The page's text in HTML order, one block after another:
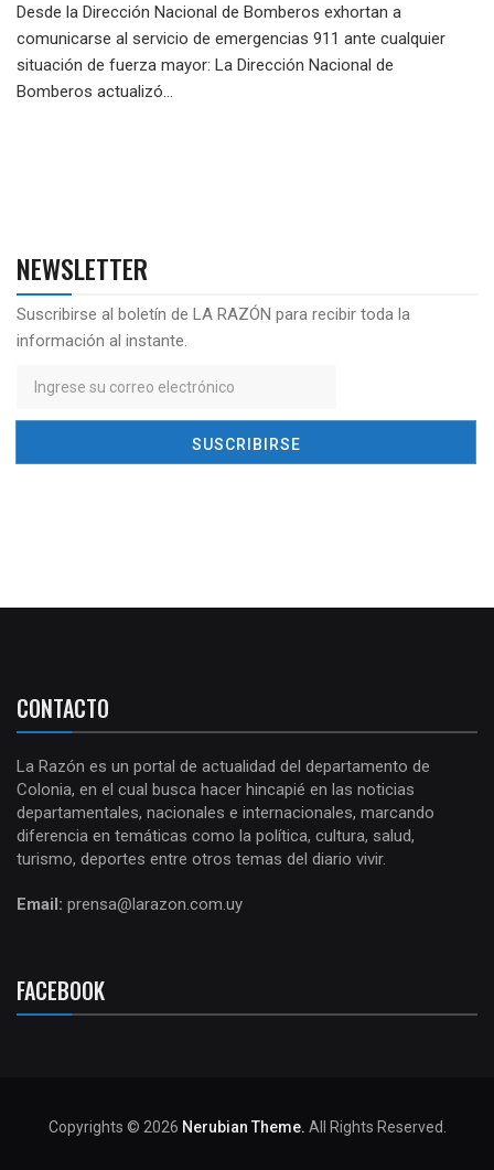
Desde la Dirección Nacional de Bomberos exhortan a
comunicarse al servicio de emergencias 911 ante cualquier
situación de fuerza mayor: La Dirección Nacional de
Bomberos actualizó...
NEWSLETTER
Suscribirse al boletín de LA RAZÓN para recibir toda la
información al instante.
CONTACTO
La Razón es un portal de actualidad del departamento de
Colonia, en el cual busca hacer hincapié en las noticias
departamentales, nacionales e internacionales, marcando
diferencia en temáticas como la política, cultura, salud,
turismo, deportes entre otros temas del diario vivir.
Email: prensa@larazon.com.uy
FACEBOOK
Copyrights © 2026 Nerubian Theme. All Rights Reserved.